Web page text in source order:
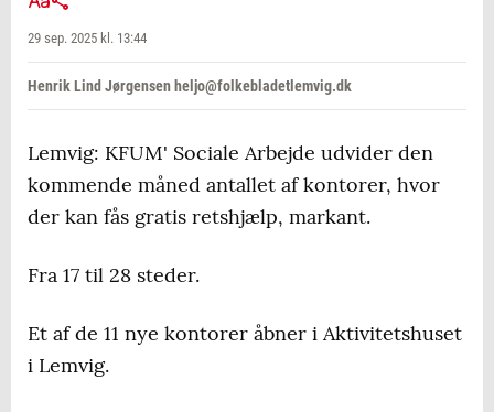
29 sep. 2025 kl. 13:44
Henrik Lind Jørgensen heljo@folkebladetlemvig.dk
Lemvig: KFUM' Sociale Arbejde udvider den
kommende måned antallet af kontorer, hvor
der kan fås gratis retshjælp, markant.
Fra 17 til 28 steder.
Et af de 11 nye kontorer åbner i Aktivitetshuset
i Lemvig.